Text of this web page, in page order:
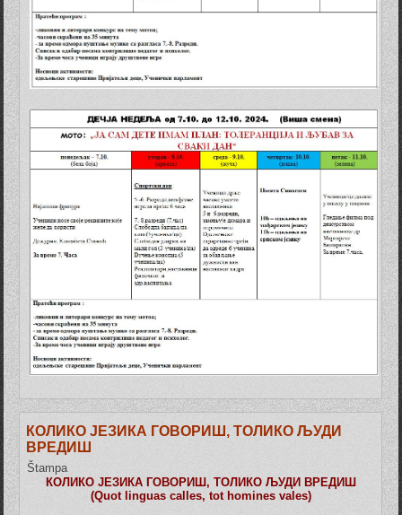
КОЛИКО ЈЕЗИКА ГОВОРИШ, ТОЛИКО ЉУДИ
ВРЕДИШ
Štampa
КОЛИКО ЈЕЗИКА ГОВОРИШ, ТОЛИКО ЉУДИ ВРЕДИШ
(Quot linguas calles, tot homines vales)